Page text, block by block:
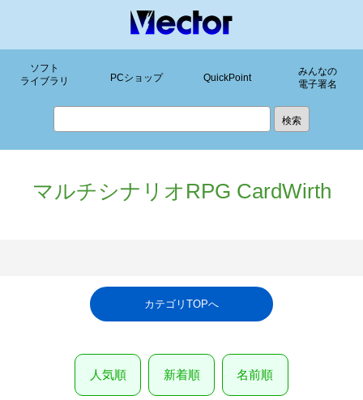
ソフト
ライブラリ
PCショップ QuickPoint
みんなの
電子署名
マルチシナリオRPG CardWirth
カテゴリTOPへ
人気順 新着順 名前順